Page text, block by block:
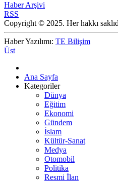
Haber Arşivi
RSS
Copyright © 2025. Her hakkı
Haber Yazılımı: TE Bilişim
Üst
Ana Sayfa
Kategoriler
Dünya
Eğitim
Ekonomi
Gündem
İslam
Kültür-Sanat
Medya
Otomobil
Politika
Resmi İlan